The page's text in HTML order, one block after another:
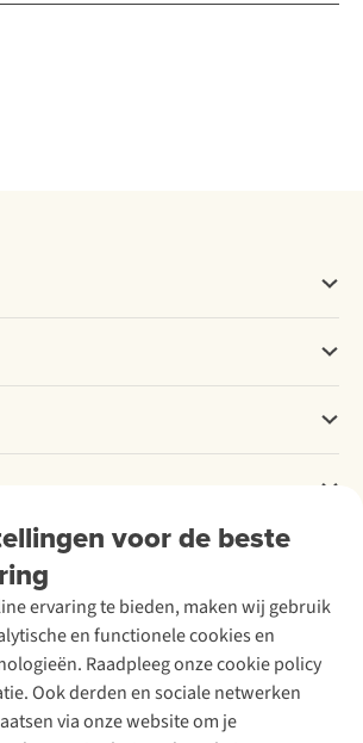
voor de beste
ervaring te bieden, maken wij gebruik
en functionele cookies en
Raadpleeg onze cookie policy
Ook derden en sociale netwerken
via onze website om je
nieuwsbrief
Follow us